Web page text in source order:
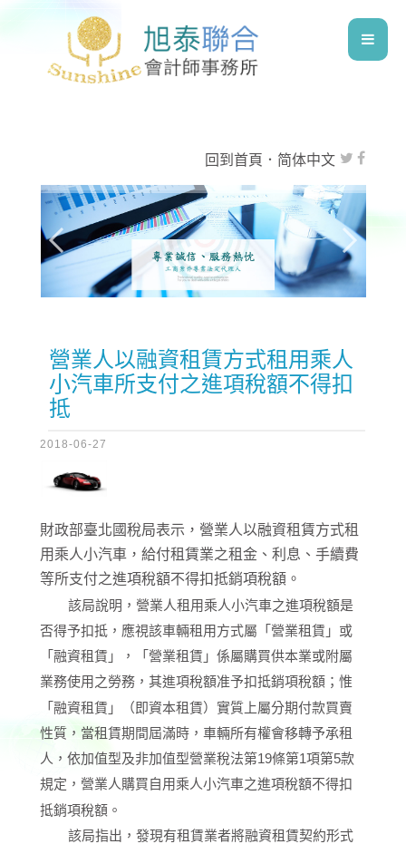
回到首頁 ． 简体中文
營業人以融資租賃方式租用乘人
小汽車所支付之進項稅額不得扣
抵
2018-06-27
財政部臺北國稅局表示，營業人以融資租賃方式租
用乘人小汽車，給付租賃業之租金、利息、手續費
等所支付之進項稅額不得扣抵銷項稅額。
該局說明，營業人租用乘人小汽車之進項稅額是
否得予扣抵，應視該車輛租用方式屬「營業租賃」或
「融資租賃」，「營業租賃」係屬購買供本業或附屬
業務使用之勞務，其進項稅額准予扣抵銷項稅額；惟
「融資租賃」（即資本租賃）實質上屬分期付款買賣
性質，當租賃期間屆滿時，車輛所有權會移轉予承租
人，依加值型及非加值型營業稅法第19條第1項第5款
規定，營業人購買自用乘人小汽車之進項稅額不得扣
抵銷項稅額。
該局指出，發現有租賃業者將融資租賃契約形式